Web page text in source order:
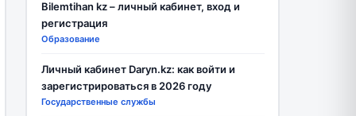
Bilemtihan kz – личный кабинет, вход и
регистрация
Образование
Личный кабинет Daryn.kz: как войти и
зарегистрироваться в 2026 году
Государственные службы